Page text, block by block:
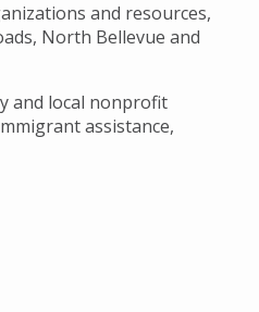
and resources,
North Bellevue and
and local nonprofit
assistance,